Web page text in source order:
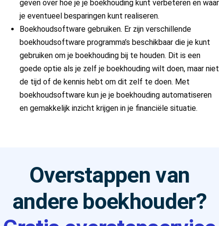
geven over hoe je je boekhouding kunt verbeteren en waar
je eventueel besparingen kunt realiseren.
Boekhoudsoftware gebruiken. Er zijn verschillende
boekhoudsoftware programma’s beschikbaar die je kunt
gebruiken om je boekhouding bij te houden. Dit is een
goede optie als je zelf je boekhouding wilt doen, maar niet
de tijd of de kennis hebt om dit zelf te doen. Met
boekhoudsoftware kun je je boekhouding automatiseren
en gemakkelijk inzicht krijgen in je financiële situatie.
Overstappen van
andere boekhouder?